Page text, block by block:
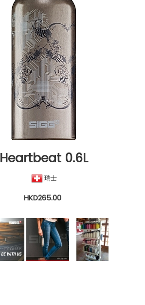
Heartbeat 0.6L
瑞士
HKD265.00